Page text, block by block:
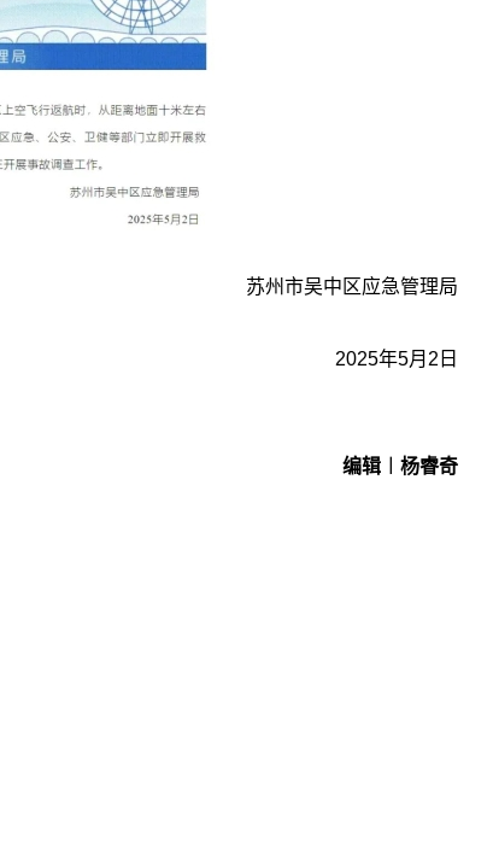
苏州市吴中区应急管理局
2025年5月2日
编辑︱杨睿奇